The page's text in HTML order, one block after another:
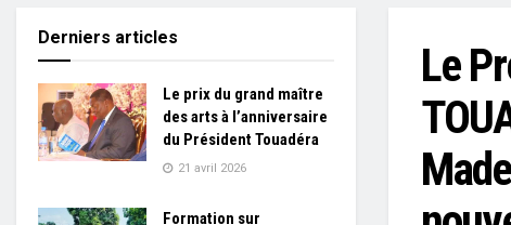
Le
Derniers articles
Le prix du grand maître
des arts à l’anniversaire
du Président Touadéra
21 avril 2026
Formation sur